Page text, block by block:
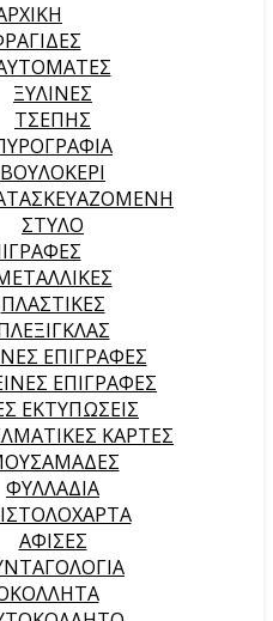
ΞΥΛΙΝΕΣ
ΤΣΕΠΗΣ
ΒΟΥΛΟΚΕΡΙ
ΣΤΥΛΟ
ΠΛΑΣΤΙΚΕΣ
ΕΠΙΓΡΑΦΕΣ
ΕΠΙΓΡΑΦΕΣ
ΕΚΤΥΠΩΣΕΙΣ
ΚΑΡΤΕΣ
ΦΥΛΛΑΔΙΑ
ΑΦΙΣΕΣ